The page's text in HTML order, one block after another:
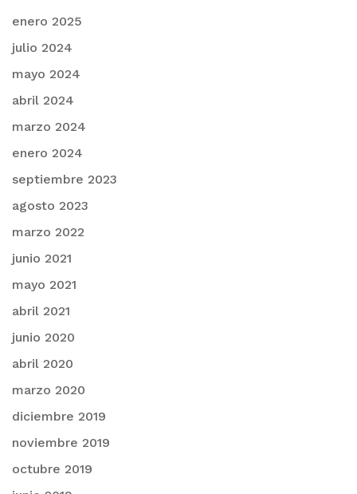
enero 2025
julio 2024
mayo 2024
abril 2024
marzo 2024
enero 2024
septiembre 2023
agosto 2023
marzo 2022
junio 2021
mayo 2021
abril 2021
junio 2020
abril 2020
marzo 2020
diciembre 2019
noviembre 2019
octubre 2019